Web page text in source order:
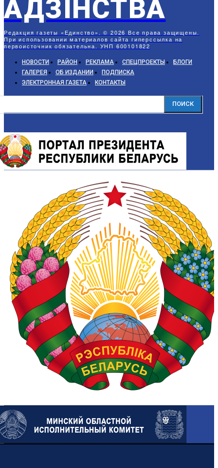
АДЗIНСТВА
Редакция газеты «Единство». © 2026 Все права защищены.
При использовании материалов сайта гиперссылка на
первоисточник обязательна. УНП 600101822
НОВОСТИ РАЙОН РЕКЛАМА СПЕЦПРОЕКТЫ
БЛОГИ
ГАЛЕРЕЯ
ОБ ИЗДАНИИ
ПОДПИСКА
ЭЛЕКТРОННАЯ ГАЗЕТА
КОНТАКТЫ
ПОИСК